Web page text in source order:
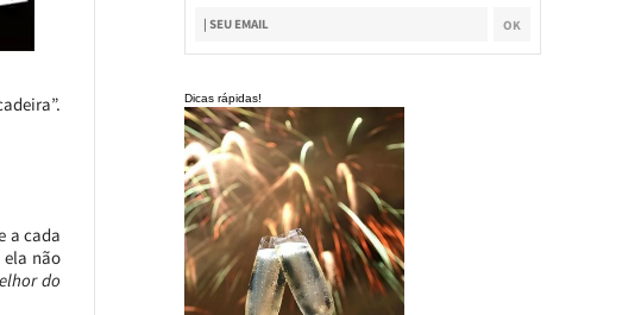
a cada
não
do
Dicas rápidas!